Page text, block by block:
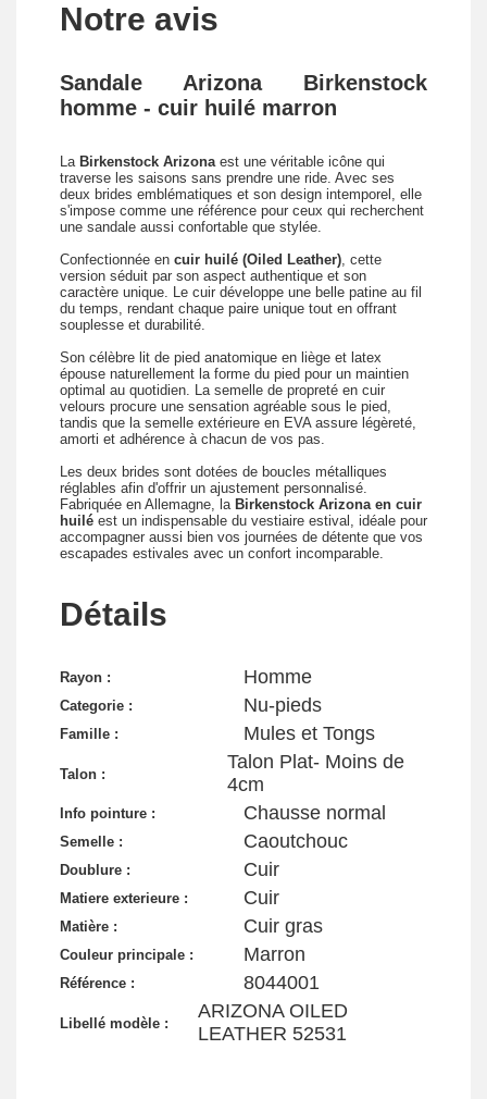
Notre avis
Sandale Arizona Birkenstock
homme - cuir huilé marron
La Birkenstock Arizonaest une véritable icône qui
traverse les saisons sans prendre une ride. Avec ses
deux brides emblématiques et son design intemporel, elle
s'impose comme une référence pour ceux qui recherchent
une sandale aussi confortable que stylée.
Confectionnée en cuir huilé (Oiled Leather), cette
version séduit par son aspect authentique et son
caractère unique. Le cuir développe une belle patine au fil
du temps, rendant chaque paire unique tout en offrant
souplesse et durabilité.
Son célèbre lit de pied anatomique en liège et latex
épouse naturellement la forme du pied pour un maintien
optimal au quotidien. La semelle de propreté en cuir
velours procure une sensation agréable sous le pied,
tandis que la semelle extérieure en EVA assure légèreté,
amorti et adhérence à chacun de vos pas.
Les deux brides sont dotées de boucles métalliques
réglables afin d'offrir un ajustement personnalisé.
Fabriquée en Allemagne, la Birkenstock Arizona en cuir
huilé est un indispensable du vestiaire estival, idéale pour
accompagner aussi bien vos journées de détente que vos
escapades estivales avec un confort incomparable.
Détails
Rayon : Homme
Categorie : Nu-pieds
Famille : Mules et Tongs
Talon :
Talon Plat- Moins de
4cm
Info pointure : Chausse normal
Semelle : Caoutchouc
Doublure : Cuir
Matiere exterieure : Cuir
Matière : Cuir gras
Couleur principale : Marron
Référence : 8044001
Libellé modèle :
ARIZONA OILED
LEATHER 52531